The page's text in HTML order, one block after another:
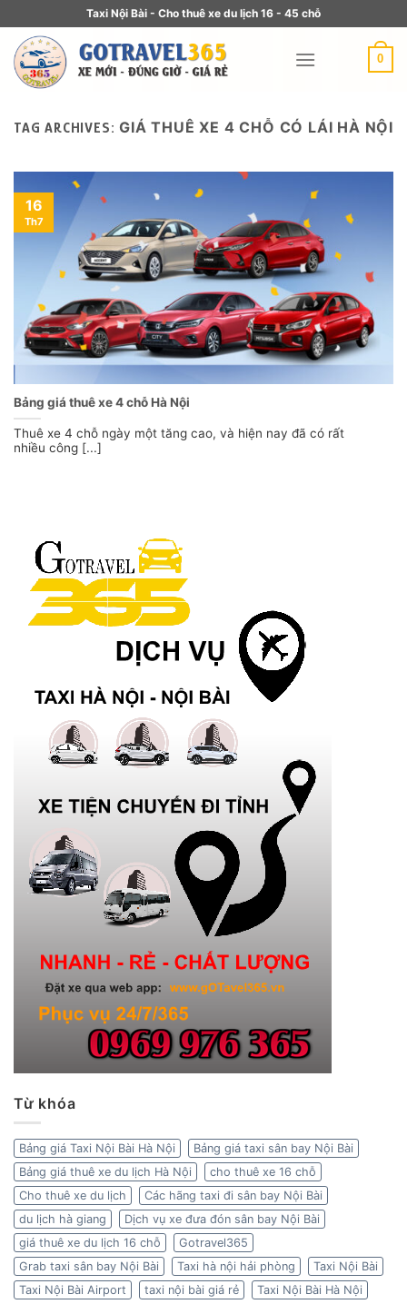
Taxi Nội Bài - Cho thuê xe du lịch 16 - 45 chỗ
0
TAG ARCHIVES:GIÁ THUÊ XE 4 CHỖ CÓ LÁI HÀ NỘI
Bảng giá thuê xe 4 chỗ Hà Nội
Thuê xe 4 chỗ ngày một tăng cao, và hiện nay đã có rất
nhiều công [...]
16
Th7
Từ khóa
Bảng giá Taxi Nội Bài Hà Nội
Bảng giá taxi sân bay Nội Bài
Bảng giá thuê xe du lịch Hà Nội
cho thuê xe 16 chỗ
Cho thuê xe du lịch
Các hãng taxi đi sân bay Nội Bài
du lịch hà giang
Dịch vụ xe đưa đón sân bay Nội Bài
giá thuê xe du lịch 16 chỗ
Gotravel365
Grab taxi sân bay Nội Bài
Taxi hà nội hải phòng
Taxi Nội Bài
Taxi Nội Bài Airport
taxi nội bài giá rẻ
Taxi Nội Bài Hà Nội